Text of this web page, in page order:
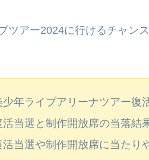
ツアー2024に行けるチャン
少年ライブアリーナツアー復
活当選と制作開放席の当落結
活当選や制作開放席に当たり